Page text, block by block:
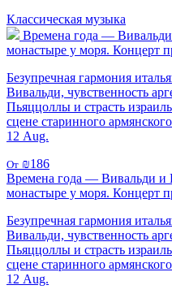
Классическая музыка
Времена года —
монастыре у моря. Концерт
Безупречная гармония
Вивальди, чувственность
Пьяццоллы и страсть
сцене старинного
12 Aug.
От ₪186
Времена года — Вивальди и
монастыре у моря. Концерт
Безупречная гармония
Вивальди, чувственность
Пьяццоллы и страсть
сцене старинного
12 Aug.